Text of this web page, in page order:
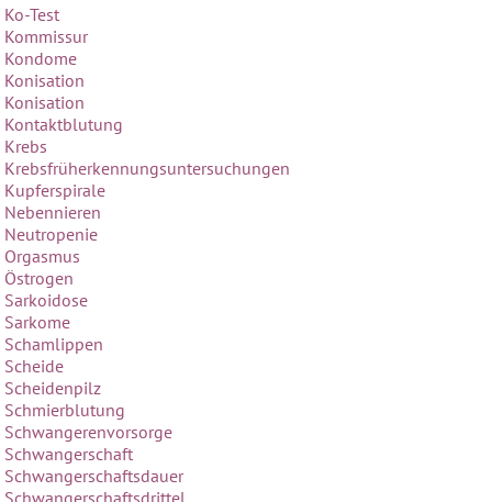
Ko-Test
Kommissur
Kondome
Konisation
Konisation
Kontaktblutung
Krebs
Krebsfrüherkennungsuntersuchungen
Kupferspirale
Nebennieren
Neutropenie
Orgasmus
Östrogen
Sarkoidose
Sarkome
Schamlippen
Scheide
Scheidenpilz
Schmierblutung
Schwangerenvorsorge
Schwangerschaft
Schwangerschaftsdauer
Schwangerschaftsdrittel